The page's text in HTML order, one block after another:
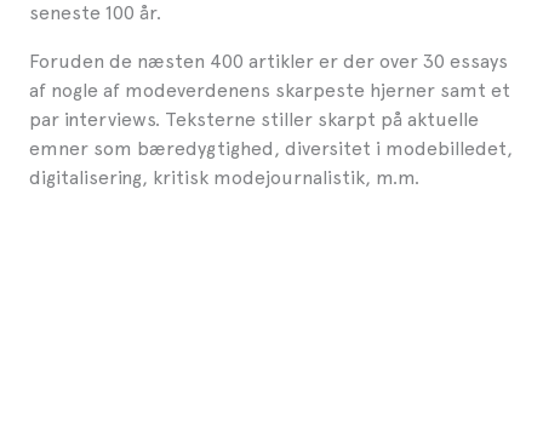
seneste 100 år.
Foruden de næsten 400 artikler er der over 30 essays
af nogle af modeverdenens skarpeste hjerner samt et
par interviews. Teksterne stiller skarpt på aktuelle
emner som bæredygtighed, diversitet i modebilledet,
digitalisering, kritisk modejournalistik, m.m.